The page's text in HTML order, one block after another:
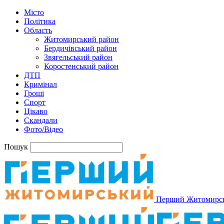
Місто
Політика
Область
Житомирський район
Бердичівський район
Звягельський район
Коростенський район
ДТП
Кримінал
Гроші
Спорт
Цікаво
Скандали
Фото/Відео
Пошук
Перший